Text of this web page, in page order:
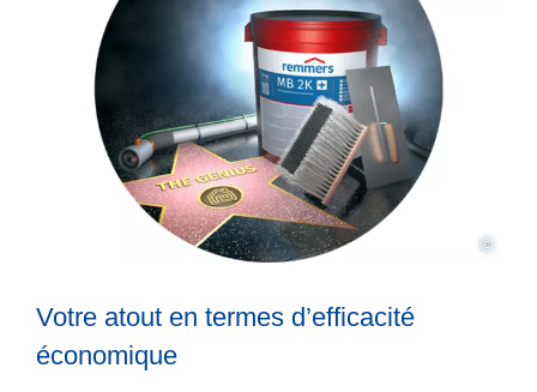
©
Votre atout en termes d’efficacité
économique